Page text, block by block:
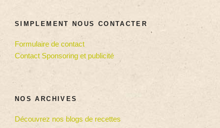
SIMPLEMENT NOUS CONTACTER
Formulaire de contact
Contact Sponsoring et publicité
NOS ARCHIVES
Découvrez nos blogs de recettes